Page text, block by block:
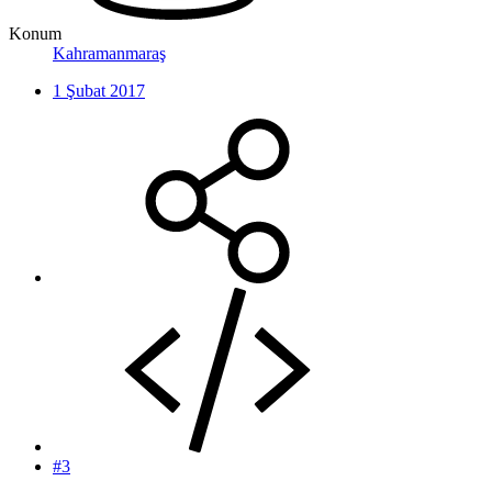
Konum
Kahramanmaraş
1 Şubat 2017
#3